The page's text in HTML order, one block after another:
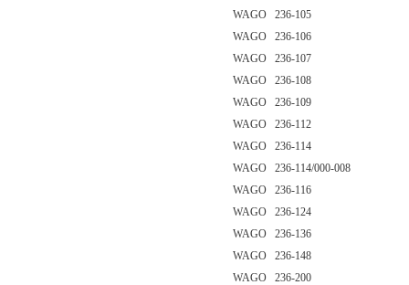
WAGO 236-105
WAGO 236-106
WAGO 236-107
WAGO 236-108
WAGO 236-109
WAGO 236-112
WAGO 236-114
WAGO 236-114/000-008
WAGO 236-116
WAGO 236-124
WAGO 236-136
WAGO 236-148
WAGO 236-200